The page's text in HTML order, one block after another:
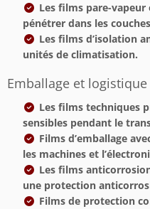
Les films pare-vapeur
pénétrer dans les
Les films d’isolation
unités de climatisation.
Emballage et logistique
Les films techniques
sensibles pendant le
Films d’emballage
les machines et
Les films
une protection
Films de protection